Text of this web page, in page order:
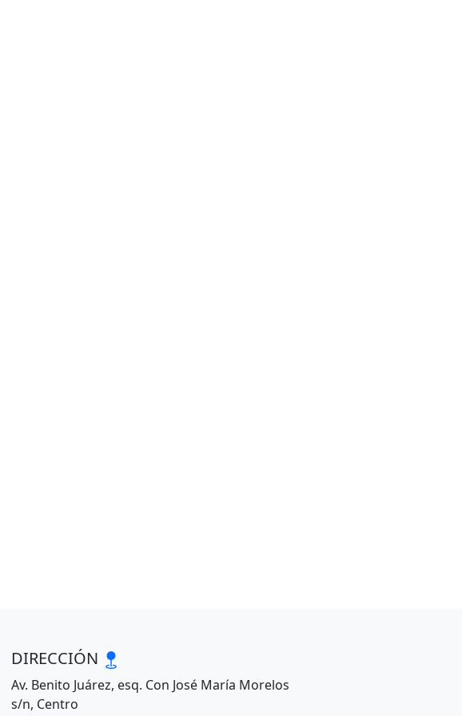
DIRECCIÓN
Av. Benito Juárez, esq. Con José María Morelos
s/n, Centro